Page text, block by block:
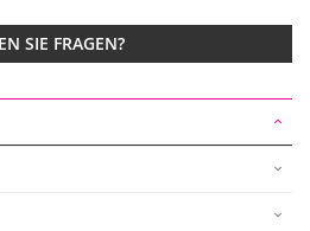
SIE FRAGEN?